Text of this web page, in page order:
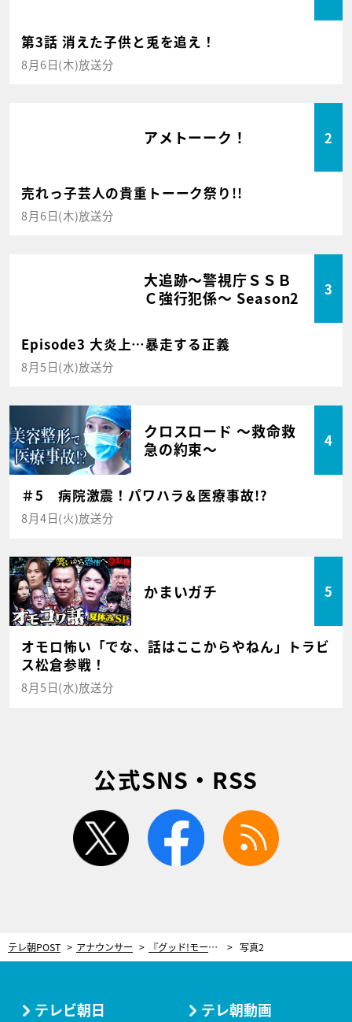
第3話 消えた子供と兎を追え！
8月6日(木)放送分
アメトーーク！ 2
売れっ子芸人の貴重トーーク祭り!!
8月6日(木)放送分
大追跡～警視庁ＳＳＢ
Ｃ強行犯係～ Season2
3
Episode3 大炎上…暴走する正義
8月5日(水)放送分
クロスロード ～救命救
急の約束～
4
＃5 病院激震！パワハラ＆医療事故!?
8月4日(火)放送分
かまいガチ 5
オモロ怖い「でな、話はここからやねん」トラビ
ス松倉参戦！
8月5日(水)放送分
公式SNS・RSS
twitter facebook
テレ朝POST アナウンサー 『グッド!モーニング』新人アナ・森山みなみ、梅雨なのに…「出番がなくて寂しいです」 写真2
テレビ朝日 テレ朝動画